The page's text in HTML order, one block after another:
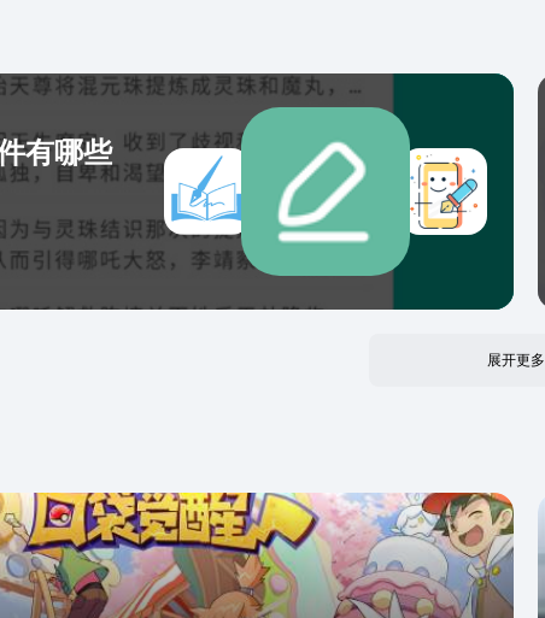
印象笔记-剪藏」，像剪报纸一样收藏网页内容 - 微信微
象笔记」，获悉更多新鲜好文 -----你可以用印象笔记
上班族】 - 将工作日志、会议记录、文档附件
保存到云端，工作资料触手可得 - 扫描合同、名片，
批量数字化纸质文件、备份工作资料 - 上百种预置模
助你轻松完成周报、总结、OKR进度管理 - 多人多屏动
同编辑，打破远距离办公的低效率 【学生党】 - 清晰拍
实时转文字，老师讲课内容一字不漏，还能在时间轴上
宠物的美妙瞬间 - 轻松聚合微信、微博、新闻客户端和
息，随手捕捉每一寸灵感 --- 升级 印象笔记 高级帐
解锁更多强大功能： - 每月上传流量10GB - 同步所有设
无拘无束 - 离线访问笔记，无网络也能随意访问笔记 - 轻
存邮件及其附件 - Office 文档和PDF中的文字均可搜索 -
文档标注功能 - 智能名片扫描 --- 隐私
有哪些
展开更多